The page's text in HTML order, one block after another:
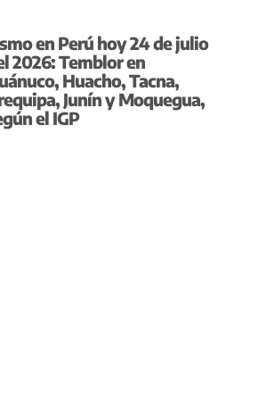
en Perú hoy 24 de julio
2026: Temblor en
Huacho, Tacna,
Junín y Moquegua,
el IGP